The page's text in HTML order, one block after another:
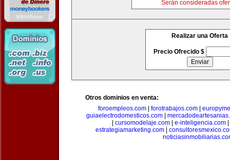
Serán consideradas
Realizar una Oferta
Precio Ofrecido $
Otros dominios en venta:
foroempleos.com
forotrabajos.com
guiaelectrodomesticos.com
cursomodelaje.com| e-inteligencia.com|
estrategiamarketing.com|